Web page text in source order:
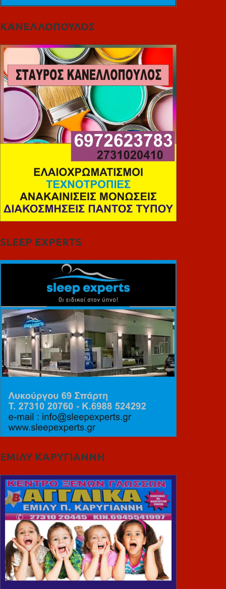
ΚΑΝΕΛΛΟΠΟΥΛΟΣ
SLEEP EXPERTS
ΕΜΙΛΥ ΚΑΡΥΓΙΑΝΝΗ